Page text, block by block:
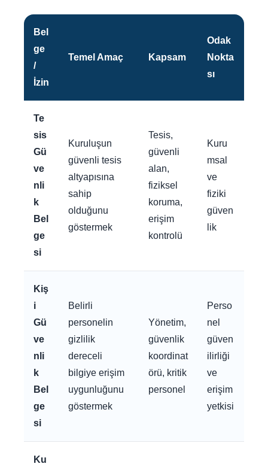
Bel
ge
/
İzin
Temel Amaç Kapsam
Odak
Nokta
sı
Te
sis
Gü
ve
nli
k
Bel
ge
si
Kuruluşun
güvenli tesis
altyapısına
sahip
olduğunu
göstermek
Tesis,
güvenli
alan,
fiziksel
koruma,
erişim
kontrolü
Kuru
msal
ve
fiziki
güven
lik
Kiş
i
Gü
ve
nli
k
Bel
ge
si
Belirli
personelin
gizlilik
dereceli
bilgiye erişim
uygunluğunu
göstermek
Yönetim,
güvenlik
koordinat
örü, kritik
personel
Perso
nel
güven
ilirliği
ve
erişim
yetkisi
Ku